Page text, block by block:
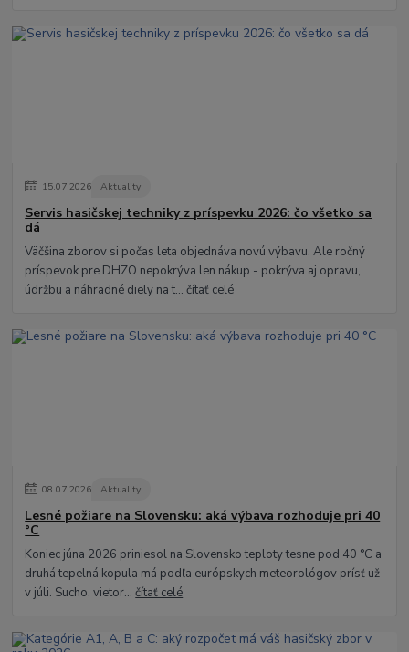
15.07.2026 Aktuality
Servis hasičskej techniky z príspevku 2026: čo všetko sa
dá
Väčšina zborov si počas leta objednáva novú výbavu. Ale ročný
príspevok pre DHZO nepokrýva len nákup - pokrýva aj opravu,
údržbu a náhradné diely na t...čítať celé
08.07.2026 Aktuality
Lesné požiare na Slovensku: aká výbava rozhoduje pri 40
°C
Koniec júna 2026 priniesol na Slovensko teploty tesne pod 40 °C a
druhá tepelná kopula má podľa európskych meteorológov prísť už
v júli. Sucho, vietor...čítať celé